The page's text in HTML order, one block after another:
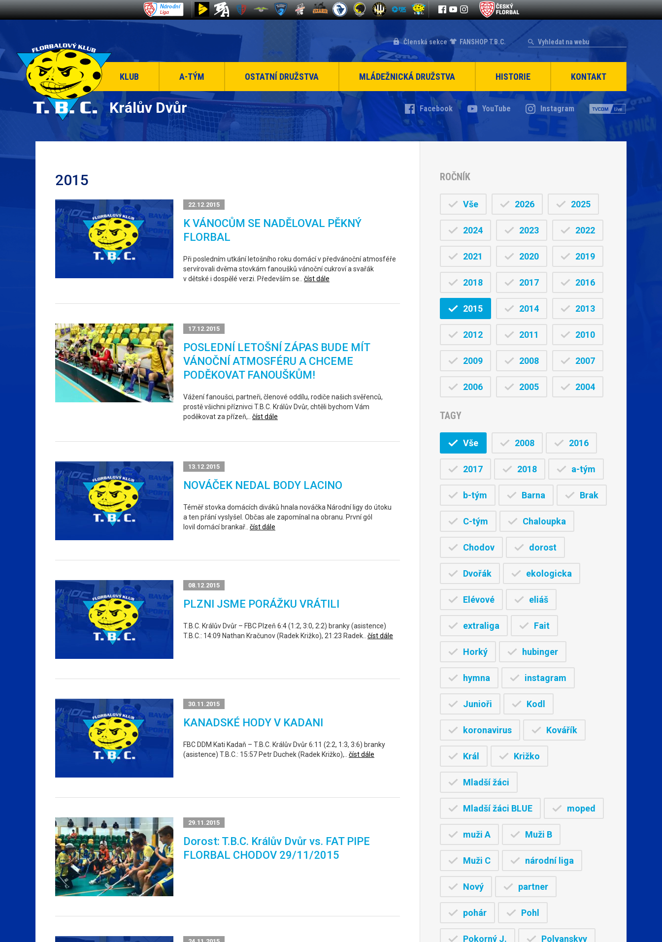
Členská sekce FANSHOP T.B.C.
KLUB A-TÝM OSTATNÍ DRUŽSTVA MLÁDEŽNICKÁ DRUŽSTVA HISTORIE KONTAKT
Králův Dvůr Facebook YouTube Instagram
2015
22.12.2015
K VÁNOCŮM SE NADĚLOVAL PĚKNÝ
FLORBAL
Při posledním utkání letošního roku domácí v předvánoční atmosféře
servírovali dvěma stovkám fanoušků vánoční cukroví a svařák
v dětské i dospělé verzi. Především se.. číst dále
17.12.2015
POSLEDNÍ LETOŠNÍ ZÁPAS BUDE MÍT
VÁNOČNÍ ATMOSFÉRU A CHCEME
PODĚKOVAT FANOUŠKŮM!
Vážení fanoušci, partneři, členové oddílu, rodiče našich svěřenců,
prostě všichni příznivci T.B.C. Králův Dvůr, chtěli bychom Vám
poděkovat za přízeň,.. číst dále
13.12.2015
NOVÁČEK NEDAL BODY LACINO
Téměř stovka domácích diváků hnala nováčka Národní ligy do útoku
a ten přání vyslyšel. Občas ale zapomínal na obranu. První gól
lovil domácí brankař.. číst dále
08.12.2015
PLZNI JSME PORÁŽKU VRÁTILI
T.B.C. Králův Dvůr – FBC Plzeň 6:4 (1:2, 3:0, 2:2) branky (asistence)
T.B.C.: 14:09 Nathan Kračunov (Radek Križko), 21:23 Radek.. číst dále
30.11.2015
KANADSKÉ HODY V KADANI
FBC DDM Kati Kadaň – T.B.C. Králův Dvůr 6:11 (2:2, 1:3, 3:6) branky
(asistence) T.B.C.: 15:57 Petr Duchek (Radek Križko),.. číst dále
29.11.2015
Dorost: T.B.C. Králův Dvůr vs. FAT PIPE
FLORBAL CHODOV 29/11/2015
ROČNÍK
Vše 2026 2025
2024 2023 2022
2021 2020 2019
2018 2017 2016
2015 2014 2013
2012 2011 2010
2009 2008 2007
2006 2005 2004
TAGY
Vše 2008 2016
2017 2018 a-tým
b-tým Barna Brak
C-tým Chaloupka
Chodov dorost
Dvořák ekologicka
Elévové eliáš
extraliga Fait
Horký hubinger
hymna instagram
Junioři Kodl
koronavirus Kovářík
Král Križko
Mladší žáci
Mladší žáci BLUE moped
muži A Muži B
Muži C národní liga
Nový partner
pohár Pohl
Pokorný J. Polyanskyy